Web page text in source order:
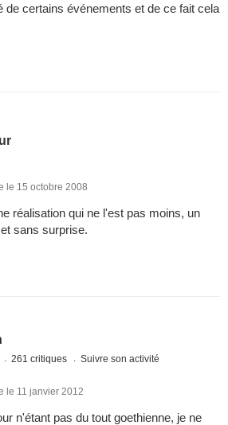
de certains événements et de ce fait cela
le 15 octobre 2008
réalisation qui ne l'est pas moins, un
sans surprise.
261 critiques Suivre son activité
le 11 janvier 2012
n'étant pas du tout goethienne, je ne